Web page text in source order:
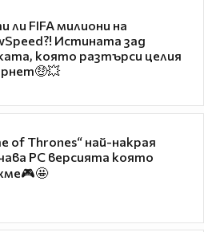
ли FIFA милиони на
Истината зад
която разтърси целия
of Thrones“ най-накрая
PC версията която